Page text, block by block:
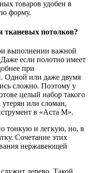
товаров удобен в
форму.
потолков?
выполнении важной
если полотно имеет
при
Одной или даже двумя
сложно. Поэтому у
целый набор такого
или сломан,
в «Аста М».
тонкую и легкую, но, в
Сочетание этих
нержавеющей
дерево. Такой